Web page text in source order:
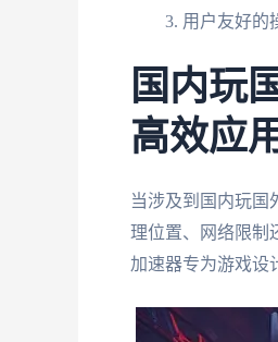
用户友好的
国内玩
高效应
当涉及到国内玩国
理位置、网络限制
加速器专为游戏设